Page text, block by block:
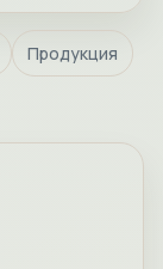
Продукция